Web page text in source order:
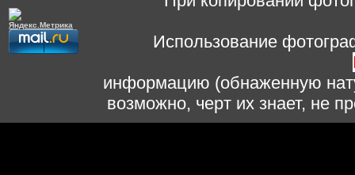
Использование
информацию (обнаженную
возможно, черт их знает, не